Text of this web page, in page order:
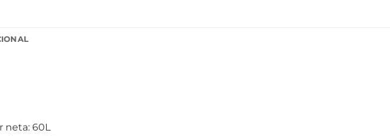
neta: 60L